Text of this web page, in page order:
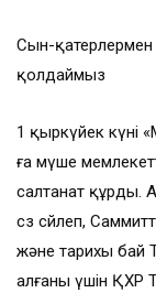
Сын-қатерлермен
қолдаймыз
1 қыркүйек күні
ға мүше
салтанат құрды.
сөз сөйлеп,
және тарихы бай
алғаны үшін ҚХР